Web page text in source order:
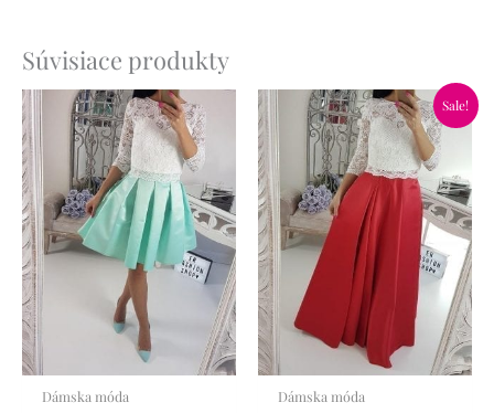
Súvisiace produkty
Dámska móda
Sale!
Dámska móda
Pôvodná
cena
bola:
65.90€.
Aktuálna
cena
je:
46.90€.